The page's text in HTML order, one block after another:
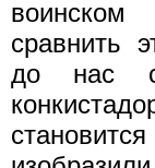
сравнить
до нас